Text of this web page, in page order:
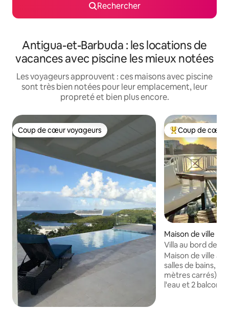
Rechercher
Antigua-et-Barbuda : les locations de
vacances avec piscine les mieux notées
Les voyageurs approuvent : ces maisons avec piscine
sont très bien notées pour leur emplacement, leur
propreté et bien plus encore.
Coup de cœur voyageurs
Coup de cœur voyageurs Coups de cœur
Coup de cœur
Maison de ville ⋅
r
Villa au bord de
tropicale design
Maison de ville
salles de bains,
mètres carrés).
l'eau et 2 balcons